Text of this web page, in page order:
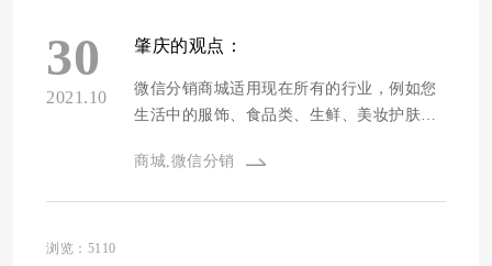
30
2021.10
肇庆的观点：
微信分销商城适用现在所有的行业，例如您
生活中的服饰、食品类、生鲜、美妆护肤等
城能够有效地帮您构建自个的知名品牌商
商城,微信分销
浏览：5110